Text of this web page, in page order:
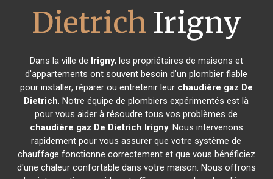
Dietrich Irigny
Dans la ville de Irigny, les propriétaires de maisons et
d'appartements ont souvent besoin d'un plombier fiable
pour installer, réparer ou entretenir leur chaudière gaz De
Dietrich. Notre équipe de plombiers expérimentés est là
pour vous aider à résoudre tous vos problèmes de
chaudière gaz De Dietrich Irigny. Nous intervenons
rapidement pour vous assurer que votre système de
chauffage fonctionne correctement et que vous bénéficiez
d'une chaleur confortable dans votre maison. Nous offrons